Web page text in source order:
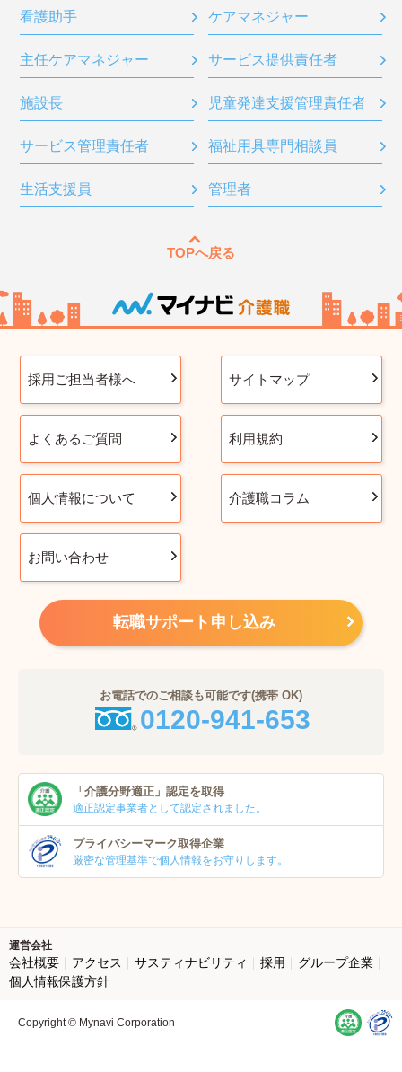
看護助手 ケアマネジャー
主任ケアマネジャー サービス提供責任者
施設長 児童発達支援管理責任者
サービス管理責任者 福祉用具専門相談員
生活支援員 管理者
TOPへ戻る
採用ご担当者様へ サイトマップ
よくあるご質問 利用規約
個人情報について 介護職コラム
お問い合わせ
転職サポート申し込み
お電話でのご相談も可能です(携帯 OK)
0120-941-653
「介護分野適正」 認定を取得
適正認定事業者として認定されました。
プライバシーマーク取得企業
厳密な管理基準で個人情報をお守りします。
運営会社
会社概要 アクセス サスティナビリティ 採用
グループ企業
個人情報保護方針
Copyright © Mynavi Corporation